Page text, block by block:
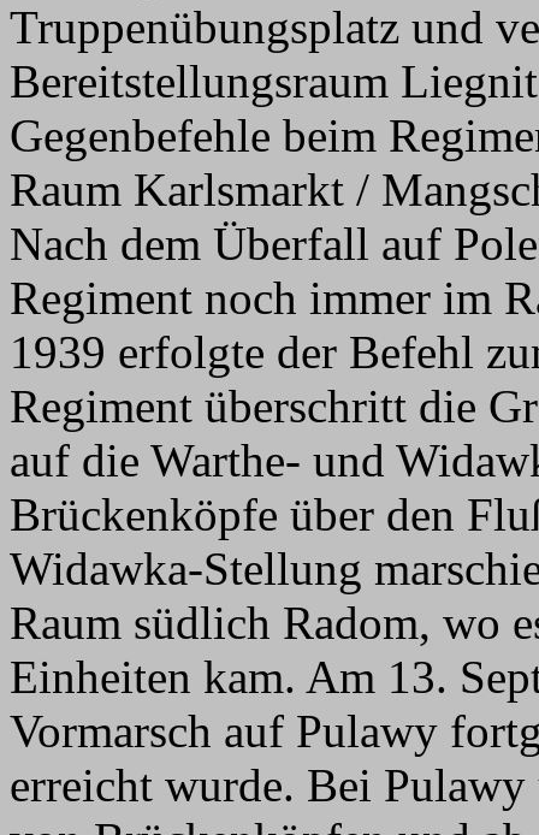
Truppenübungsplatz und
Bereitstellungsraum
Gegenbefehle beim
Raum Karlsmarkt /
Nach dem Überfall auf
Regiment noch immer im
1939 erfolgte der Befehl
Regiment überschritt die
auf die Warthe- und
Brückenköpfe über den
Widawka-Stellung
Raum südlich Radom, wo
Einheiten kam. Am 13.
Vormarsch auf Pulawy
erreicht wurde. Bei